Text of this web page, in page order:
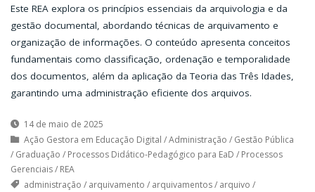
Este REA explora os princípios essenciais da arquivologia e da
gestão documental, abordando técnicas de arquivamento e
organização de informações. O conteúdo apresenta conceitos
fundamentais como classificação, ordenação e temporalidade
dos documentos, além da aplicação da Teoria das Três Idades,
garantindo uma administração eficiente dos arquivos.
14 de maio de 2025
Ação Gestora em Educação Digital /Administração / Gestão Pública
/ Graduação / Processos Didático-Pedagógico para EaD / Processos
Gerenciais/ REA
administração / arquivamento / arquivamentos/ arquivo /